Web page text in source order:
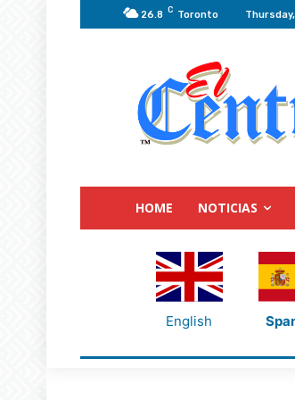
26.8 C Toronto
HOME NOTICIAS
English